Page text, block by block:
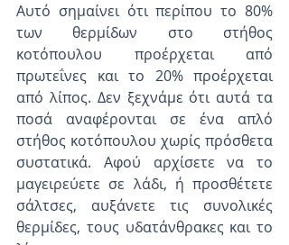
Αυτό σημαίνει ότι περίπου το 80%
των θερμίδων στο στήθος
κοτόπουλου προέρχεται από
πρωτεΐνες και το 20% προέρχεται
από λίπος. Δεν ξεχνάμε ότι αυτά τα
ποσά αναφέρονται σε ένα απλό
στήθος κοτόπουλου χωρίς πρόσθετα
συστατικά. Αφού αρχίσετε να το
μαγειρεύετε σε λάδι, ή προσθέτετε
σάλτσες, αυξάνετε τις συνολικές
θερμίδες, τους υδατάνθρακες και το